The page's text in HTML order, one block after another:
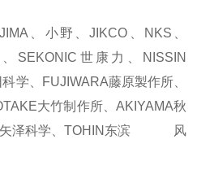
、小野、JIKCO、NKS、
SEKONIC世康力、NISSIN
学、FUJIWARA藤原製作所、
大竹制作所、AKIYAMA秋
矢泽科学、TOHIN东滨 风